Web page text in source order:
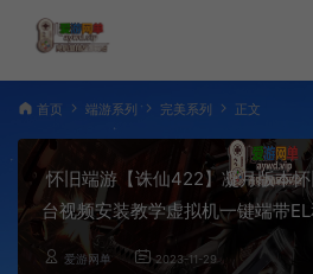
首页 端游系列 完美系列 正文
怀旧端游【诛仙422】凝月版本
台视频安装教学虚拟机一键端带
爱游网单 2023-11-29